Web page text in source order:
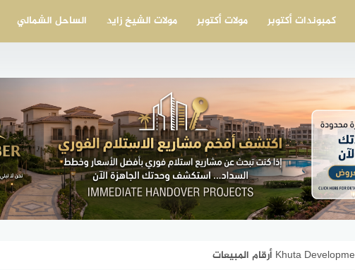
كمبوندات أكتوبر مولات أكتوبر مولات الشيخ زايد الساحل الشمالي